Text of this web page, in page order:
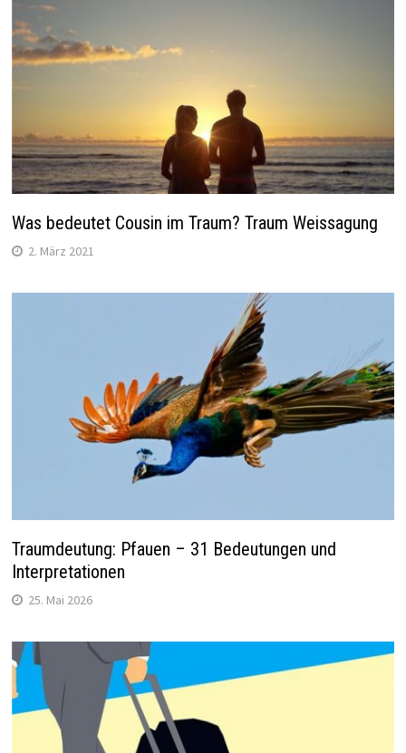
Was bedeutet Cousin im Traum? Traum Weissagung
2. März 2021
Traumdeutung: Pfauen – 31 Bedeutungen und
Interpretationen
25. Mai 2026